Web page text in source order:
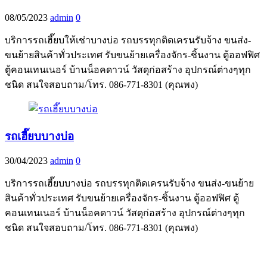
08/05/2023 admin 0
บริการรถเฮี๊ยบให้เช่าบางบ่อ รถบรรทุกติดเครนรับจ้าง ขนส่ง-
ขนย้ายสินค้าทั่วประเทศ รับขนย้ายเครื่องจักร-ชิ้นงาน ตู้ออฟฟิศ
ตู้คอนเทนเนอร์ บ้านน็อคดาวน์ วัสดุก่อสร้าง อุปกรณ์ต่างๆทุก
ชนิด สนใจสอบถาม/โทร. 086-771-8301 (คุณพง)
รถเฮี๊ยบบางบ่อ
30/04/2023 admin 0
บริการรถเฮี๊ยบบางบ่อ รถบรรทุกติดเครนรับจ้าง ขนส่ง-ขนย้าย
สินค้าทั่วประเทศ รับขนย้ายเครื่องจักร-ชิ้นงาน ตู้ออฟฟิศ ตู้
คอนเทนเนอร์ บ้านน็อคดาวน์ วัสดุก่อสร้าง อุปกรณ์ต่างๆทุก
ชนิด สนใจสอบถาม/โทร. 086-771-8301 (คุณพง)